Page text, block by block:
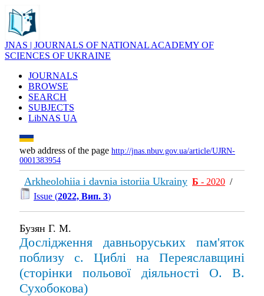
JNAS | JOURNALS OF NATIONAL ACADEMY OF
SCIENCES OF UKRAINE
JOURNALS
BROWSE
SEARCH
SUBJECTS
LibNAS UA
web address of the page http://jnas.nbuv.gov.ua/article/UJRN-
0001383954
Arkheolohiia i davnia istoriia Ukrainy Б - 2020 /
Issue (2022, Вип. 3)
Бузян Г. М.
Дослідження давньоруських пам'яток
поблизу с. Циблі на Переяславщині
(сторінки польової діяльності О. В.
Сухобокова)